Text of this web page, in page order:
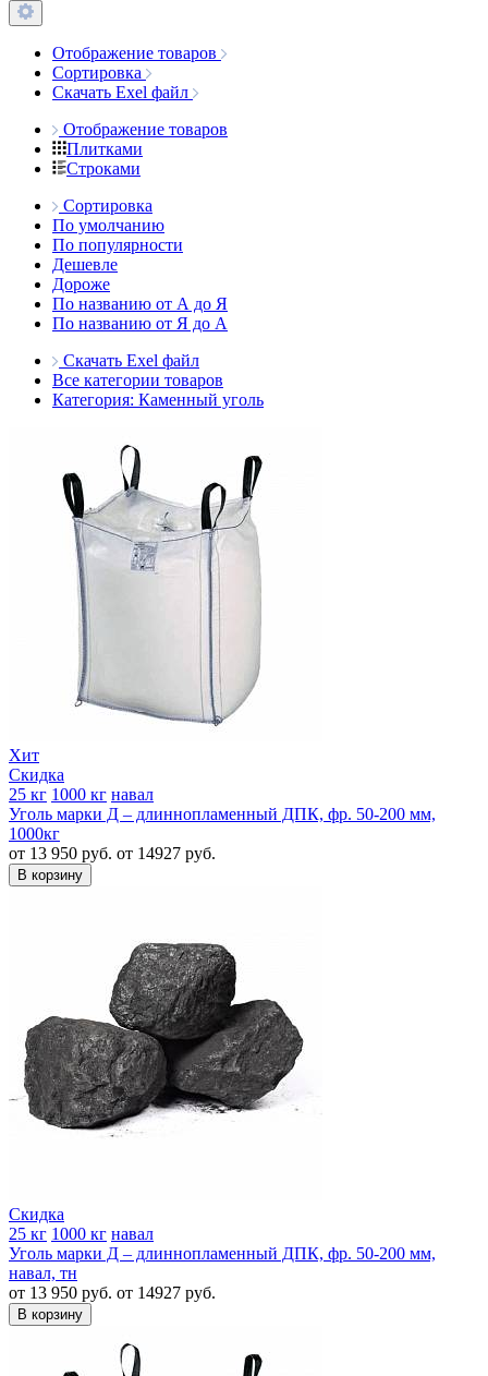
Отображение товаров
Сортировка
Скачать Exel файл
Отображение товаров
Плитками
Строками
Сортировка
По умолчанию
По популярности
Дешевле
Дороже
По названию от А до Я
По названию от Я до А
Скачать Exel файл
Все категории товаров
Категория: Каменный уголь
Хит
Скидка
25 кг 1000 кг навал
Уголь марки Д – длиннопламенный ДПК, фр. 50-200 мм,
1000кг
от 13 950 руб. от 14927 руб.
В корзину
Скидка
25 кг 1000 кг навал
Уголь марки Д – длиннопламенный ДПК, фр. 50-200 мм,
навал, тн
от 13 950 руб. от 14927 руб.
В корзину